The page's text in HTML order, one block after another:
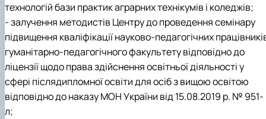
технологій бази практик аграрних технікумів і коледжів;
- залучення методистів Центру до проведення семінару
підвищення кваліфікації науково-педагогічних
гуманітарно-педагогічного факультету відповідно до
ліцензії щодо права здійснення освітньої діяльності у
сфері післядипломної освіти для осіб з вищою освітою
відповідно до наказу МОН України від 15.08.2019 р. № 951-
л;